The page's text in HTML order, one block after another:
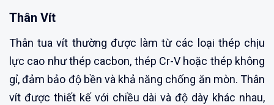
Thân Vít
Thân tua vít thường được làm từ các loại thép chịu
lực cao như thép cacbon, thép Cr-V hoặc thép không
gỉ, đảm bảo độ bền và khả năng chống ăn mòn. Thân
vít được thiết kế với chiều dài và độ dày khác nhau,